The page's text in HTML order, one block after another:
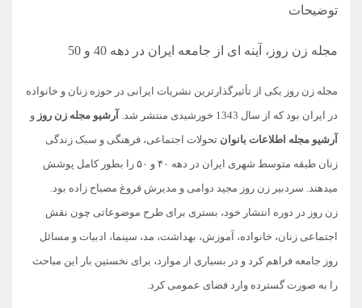
توضیحات
مجله زن روز، آینه ای از جامعه ایران در دهه 40 و 50
مجله زن روز یکی از تأثیرگذارترین نشریات ایرانی در حوزه زنان و خانواده
در ایران بود که از سال 1343 خورشیدی منتشر شد.
آرشیو مجله زن روز و
آرشیو مجله اطلاعات بانوان تحولات اجتماعی، فرهنگی و سبک زندگی
زنان طبقه متوسط شهری ایران در دهه ۴۰ و ۵۰ را بطور کامل پوشش
میدهند. سردبیر زن روز مجید دوامی و مدیرش فروغ مصباح زاده بود.
زن روز در دوره انتشار خود، بستری برای طرح موضوعاتی چون نقش
اجتماعی زنان، خانواده، آموزش، بهداشت، مد، سینما، ادبیات و مسائل
روز جامعه فراهم کرد و در بسیاری از موارد، برای نخستین بار این مباحث
را به صورت گسترده وارد فضای عمومی کرد.